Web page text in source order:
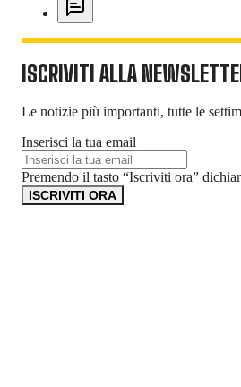
ISCRIVITI ALLA
Le notizie più importanti, tutte le
Inserisci la tua email
Premendo il tasto “Iscriviti ora”
ISCRIVITI ORA